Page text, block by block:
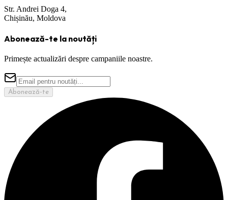
Str. Andrei Doga 4,
Chișinău, Moldova
Abonează-te la noutăți
Primește actualizări despre campaniile noastre.
Abonează-te